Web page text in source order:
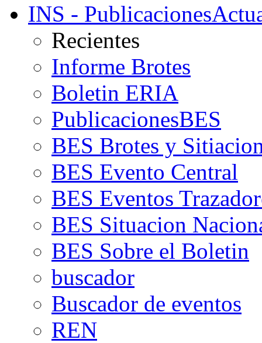
INS - Publicaciones
Recientes
Informe Brotes
Boletin ERIA
PublicacionesBES
BES Brotes y
BES Evento Central
BES Eventos
BES Situacion
BES Sobre el Boletin
buscador
Buscador de eventos
REN